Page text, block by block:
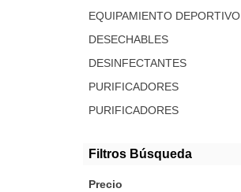
EQUIPAMIENTO DEPORTIVO
DESECHABLES
DESINFECTANTES
PURIFICADORES
PURIFICADORES
Filtros Búsqueda
Precio